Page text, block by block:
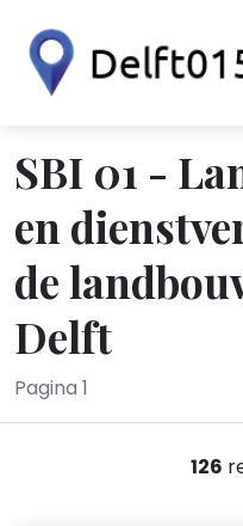
SBI 01 -
en
de
Delft
Pagina 1
126